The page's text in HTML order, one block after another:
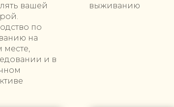
вашей
по
на
месте,
и в
выживанию